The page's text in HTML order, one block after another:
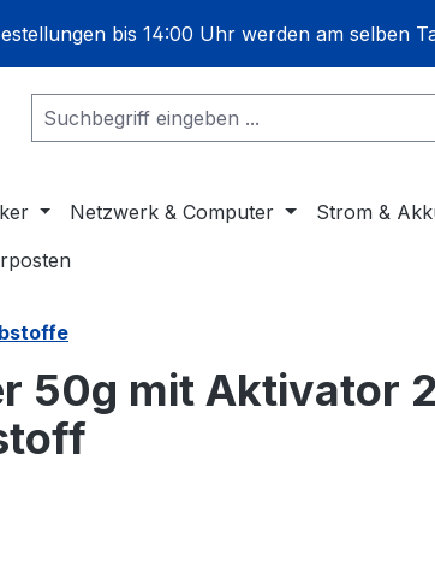
bis 14:00 Uhr werden am selben
Netzwerk & Computer Strom &
50g mit Aktivator